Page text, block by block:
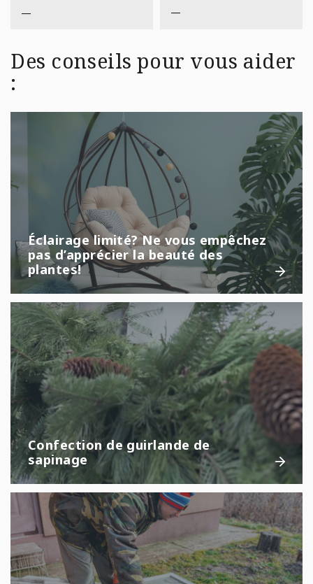
— —
Des conseils pour vous aider
:
Éclairage limité? Ne vous empêchez
pas d’apprécier la beauté des
plantes!
Confection de guirlande de
sapinage